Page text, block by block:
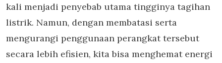
kali menjadi penyebab utama tingginya tagihan
listrik. Namun, dengan membatasi serta
mengurangi penggunaan perangkat tersebut
secara lebih efisien, kita bisa menghemat energi